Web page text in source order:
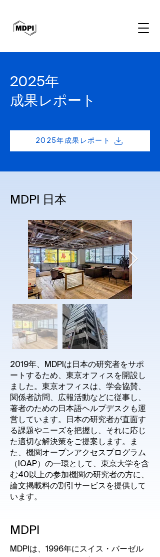
2025年
成果レポート
2025年成果レポート
MDPI 日本
2019年、MDPIは日本の研究者をサポ
ートするため、東京オフィスを開設し
ました。東京オフィスは、学会協賛、
関係者訪問、広報活動などに従事し、
著者のための日本語ヘルプデスクも運
営しています。日本の研究者が直面す
る課題やニーズを把握し、それに応じ
た適切な解決策をご提案します。ま
た、機関オープンアクセスプログラム
（IOAP）の一環として、東京大学を含
む40以上の参加機関の研究者の方に、
論文掲載料の割引サービスを提供して
います。
MDPI
MDPIは、1996年にスイス・バーゼル